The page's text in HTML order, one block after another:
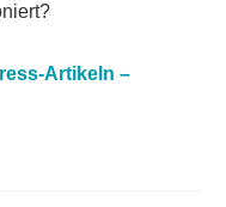
Artikeln –